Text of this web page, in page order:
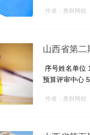
作者： 奥财网校
山西省第
序号姓名单位
预算评审中心
作者： 奥财网校